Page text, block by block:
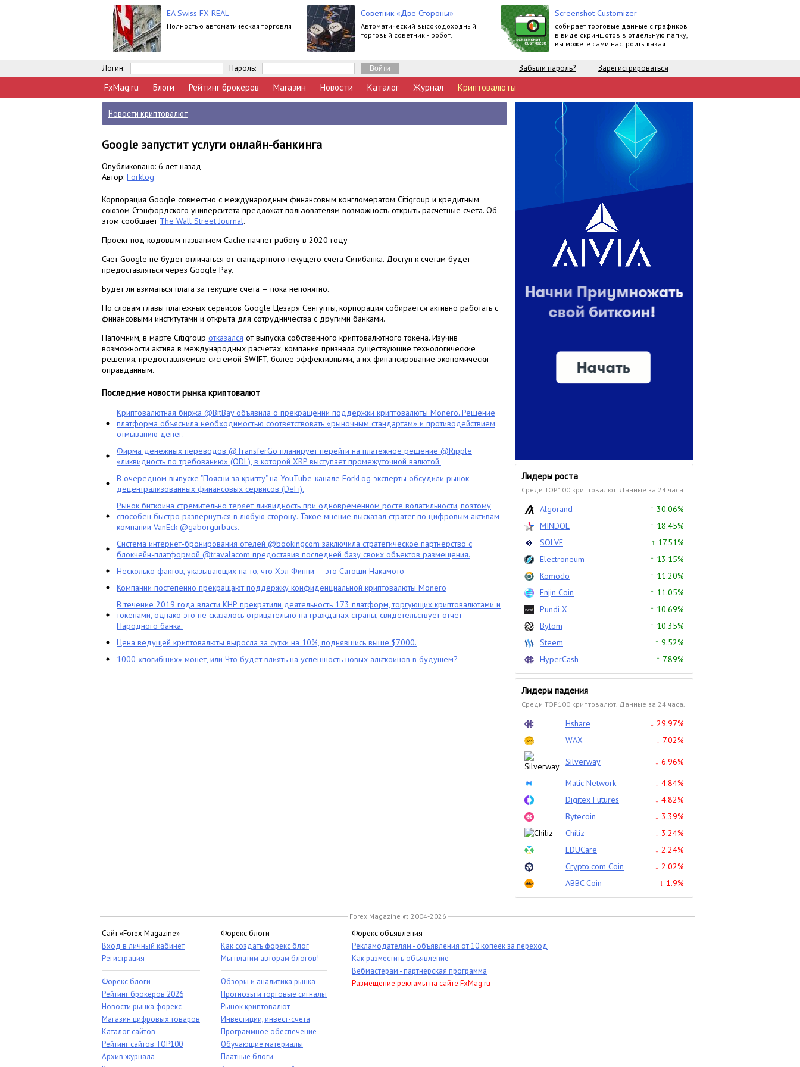
EA Swiss FX REAL
Полностью автоматическая торговля
Советник «Две Стороны»
Автоматический высокодоходный
торговый советник - робот.
Screenshot Customizer
собирает торговые данные с графиков
в виде скриншотов в отдельную папку,
вы можете сами настроить какая
отображаться
Логин: Пароль: Забыли пароль? Зарегистрироваться
FxMag.ru Блоги Рейтинг брокеров Магазин Новости Каталог Журнал Криптовалюты
Новости криптовалют
Google запустит услуги онлайн-банкинга
Опубликовано: 6 лет назад
Автор: Forklog
Корпорация Google совместно с международным финансовым конгломератом Citigroup и кредитным
союзом Стэнфордского университета предложат пользователям возможность открыть расчетные счета. Об
этом сообщает The Wall Street Journal.
Проект под кодовым названием Cache начнет работу в 2020 году
Счет Google не будет отличаться от стандартного текущего счета Ситибанка. Доступ к счетам будет
предоставляться через Google Pay.
Будет ли взиматься плата за текущие счета — пока непонятно.
По словам главы платежных сервисов Google Цезаря Сенгупты, корпорация собирается активно работать с
финансовыми институтами и открыта для сотрудничества с другими банками.
Напомним, в марте Citigroup отказался от выпуска собственного криптовалютного токена. Изучив
возможности актива в международных расчетах, компания признала существующие технологические
решения, предоставляемые системой SWIFT, более эффективными, а их финансирование экономически
оправданным.
Последние новости рынка криптовалют
Криптовалютная биржа @BitBay объявила о прекращении поддержки криптовалюты Monero. Решение
платформа объяснила необходимостью соответствовать «рыночным стандартам» и противодействием
отмыванию денег.
Фирма денежных переводов @TransferGo планирует перейти на платежное решение @Ripple
«ликвидность по требованию» (ODL), в которой XRP выступает промежуточной валютой.
В очередном выпуске "Поясни за крипту" на YouTube-канале ForkLog эксперты обсудили рынок
децентрализованных финансовых сервисов (DeFi).
Рынок биткоина стремительно теряет ликвидность при одновременном росте волатильности, поэтому
способен быстро развернуться в любую сторону. Такое мнение высказал стратег по цифровым активам
компании VanEck @gaborgurbacs.
Система интернет-бронирования отелей @bookingcom заключила стратегическое партнерство с
блокчейн-платформой @travalacom предоставив последней базу своих объектов размещения.
Несколько фактов, указывающих на то, что Хэл Финни — это Сатоши Накамото
Компании постепенно прекращают поддержку конфиденциальной криптовалюты Monero
В течение 2019 года власти КНР прекратили деятельность 173 платформ, торгующих криптовалютами и
токенами, однако это не сказалось отрицательно на гражданах страны, свидетельствует отчет
Народного банка.
Цена ведущей криптовалюты выросла за сутки на 10%, поднявшись выше $7000.
1000 «погибших» монет, или Что будет влиять на успешность новых альткоинов в будущем?
Лидеры роста
Среди TOP100 криптовалют. Данные за 24 часа.
Algorand
↑ 30.06%
MINDOL
↑ 18.45%
SOLVE
↑ 17.51%
Electroneum
↑ 13.15%
Komodo
↑ 11.20%
Enjin Coin
↑ 11.05%
Pundi X
↑ 10.69%
Bytom
↑ 10.35%
Steem
↑ 9.52%
HyperCash
↑ 7.89%
Лидеры падения
Среди TOP100 криптовалют. Данные за 24 часа.
Hshare
↓ 29.97%
WAX
↓ 7.02%
Silverway
↓ 6.96%
Matic Network
↓ 4.84%
Digitex Futures
↓ 4.82%
Bytecoin
↓ 3.39%
Chiliz
↓ 3.24%
EDUCare
↓ 2.24%
Crypto.com Coin
↓ 2.02%
ABBC Coin
↓ 1.9%
Forex Magazine © 2004-2026
Сайт «Forex Magazine»
Вход в личный кабинет
Регистрация
Форекс блоги
Рейтинг брокеров 2026
Новости рынка форекс
Магазин цифровых товаров
Каталог сайтов
Рейтинг сайтов TOP100
Архив журнала
Форекс блоги
Как создать форекс блог
Мы платим авторам блогов!
Обзоры и аналитика рынка
Прогнозы и торговые сигналы
Рынок криптовалют
Инвестиции, инвест-счета
Программное обеспечение
Обучающие материалы
Платные блоги
Форекс объявления
Рекламодателям - объявления от 10 копеек за переход
Как разместить объявление
Вебмастерам - партнерская программа
Размещение рекламы на сайте FxMag.ru